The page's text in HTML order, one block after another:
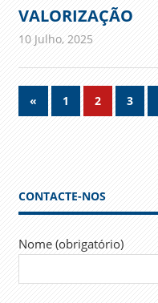
VALORIZAÇÃO
10 Julho, 2025
Navegação
«Previous
Posts
1 2 3
CONTACTE-NOS
Nome (obrigatório)